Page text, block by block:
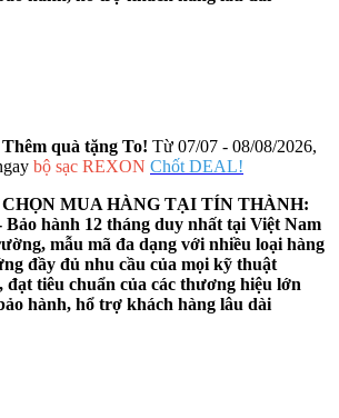
quà tặng To! Từ 07/07 - 08/08/2026,
bộ sạc REXON Chốt DEAL!
MUA HÀNG TẠI TÍN THÀNH:
Bảo hành 12 tháng duy nhất tại Việt Nam
mẫu mã đa dạng với nhiều loại hàng
đầy đủ nhu cầu của mọi kỹ thuật
đạt tiêu chuẩn của các thương hiệu lớn
hành, hổ trợ khách hàng lâu dài